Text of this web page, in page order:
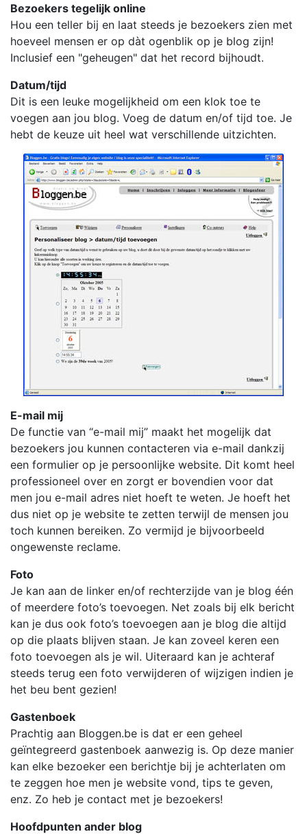
Bezoekers tegelijk online
Hou een teller bij en laat steeds je bezoekers zien met
hoeveel mensen er op dàt ogenblik op je blog zijn!
Inclusief een "geheugen" dat het record bijhoudt.
Datum/tijd
Dit is een leuke mogelijkheid om een klok toe te
voegen aan jou blog. Voeg de datum en/of tijd toe. Je
hebt de keuze uit heel wat verschillende uitzichten.
E-mail mij
De functie van “e-mail mij” maakt het mogelijk dat
bezoekers jou kunnen contacteren via e-mail dankzij
een formulier op je persoonlijke website. Dit komt heel
professioneel over en zorgt er bovendien voor dat
men jou e-mail adres niet hoeft te weten. Je hoeft het
dus niet op je website te zetten terwijl de mensen jou
toch kunnen bereiken. Zo vermijd je bijvoorbeeld
ongewenste reclame.
Foto
Je kan aan de linker en/of rechterzijde van je blog één
of meerdere foto’s toevoegen. Net zoals bij elk bericht
kan je dus ook foto’s toevoegen aan je blog die altijd
op die plaats blijven staan. Je kan zoveel keren een
foto toevoegen als je wil. Uiteraard kan je achteraf
steeds terug een foto verwijderen of wijzigen indien je
het beu bent gezien!
Gastenboek
Prachtig aan Bloggen.be is dat er een geheel
geïntegreerd gastenboek aanwezig is. Op deze manier
kan elke bezoeker een berichtje bij je achterlaten om
te zeggen hoe men je website vond, tips te geven,
enz. Zo heb je contact met je bezoekers!
Hoofdpunten ander blog